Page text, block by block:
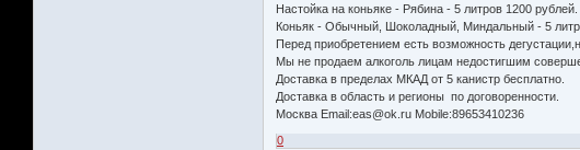
Настойка на коньяке - Рябина - 5 литров 1200 рублей.
Коньяк - Обычный, Шоколадный, Миндальный - 5
Перед приобретением есть возможность
Мы не продаем алкоголь лицам недостигшим
Доставка в пределах МКАД от 5 канистр бесплатно.
Доставка в область и регионы по договоренности.
Москва Email:eas@ok.ru Mobile:89653410236
0